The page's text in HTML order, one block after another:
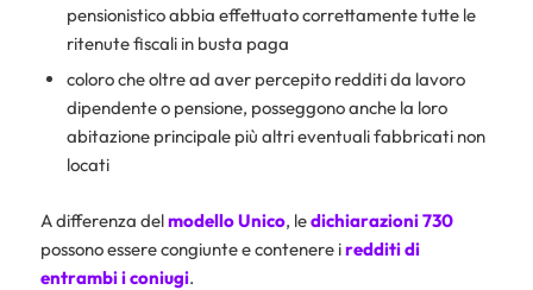
pensionistico abbia effettuato correttamente tutte le
ritenute fiscali in busta paga
coloro che oltre ad aver percepito redditi da lavoro
dipendente o pensione, posseggono anche la loro
abitazione principale più altri eventuali fabbricati non
locati
A differenza delmodelloUnico, ledichiarazioni730
possono essere congiunte e contenere iredditi di
entrambi i coniugi.